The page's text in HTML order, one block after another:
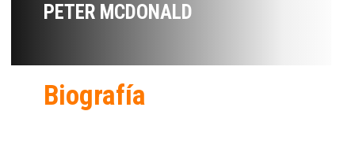
PETER MCDONALD
Biografía